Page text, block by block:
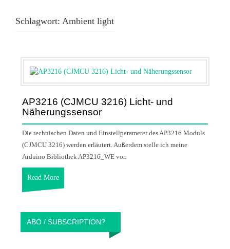
Schlagwort: Ambient light
AP3216 (CJMCU 3216) Licht- und
Näherungssensor
Die technischen Daten und Einstellparameter des AP3216 Moduls
(CJMCU 3216) werden erläutert. Außerdem stelle ich meine
Arduino Bibliothek AP3216_WE vor.
Read More
ABO / SUBSCRIPTION?